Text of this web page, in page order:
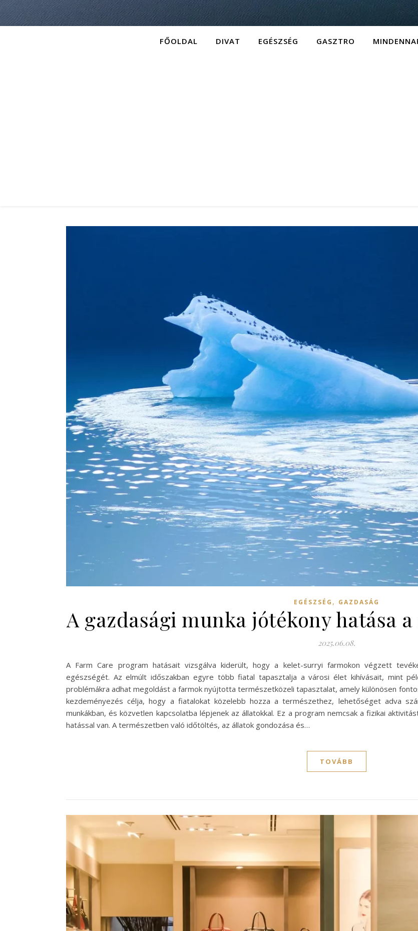
FŐOLDAL DIVAT EGÉSZSÉG GASZTRO
EGÉSZSÉG , GAZDASÁG
A gazdasági munka jótékony hatása
2025.06.08.
A Farm Care program hatásait vizsgálva kiderült, hogy a kelet-surryi farmokon végzett
egészségét. Az elmúlt időszakban egyre több fiatal tapasztalja a városi élet kihívásait, mint
problémákra adhat megoldást a farmok nyújtotta természetközeli tapasztalat, amely különösen
kezdeményezés célja, hogy a fiatalokat közelebb hozza a természethez, lehetőséget adva
munkákban, és közvetlen kapcsolatba lépjenek az állatokkal. Ez a program nemcsak a fizikai
hatással van. A természetben való időtöltés, az állatok gondozása és…
TOVÁBB